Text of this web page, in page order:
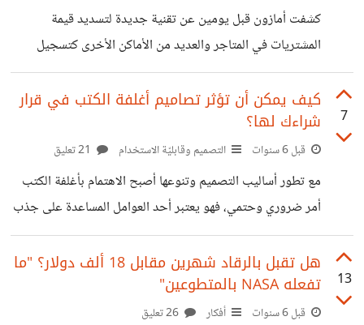
كنت في البلد الذي يعرض منتجات بأسعار *منخفضة لماذا لا
أقوم بتصديرها؟* قرأت من فترة في موقع Investopedia
كشفت أمازون قبل يومين عن تقنية جديدة لتسديد قيمة
المشتريات في المتاجر والعديد من الأماكن الأخرى كتسجيل
الدخول إلى "ملعب، مكتب.." ، وهي ما اعتبرتها وسيلة دفع
سريعة، آمنة، وموثوقة، وبديلة عن البطاقات البنكية.
الدفع اللاتلامسي، عن طريق إستعمال راحة اليد. وحسب ما قرأته
يمكن تسجيل الدخول والبدء في استخدامها ببساطة ولا تحتاج
الكثير من الإجراءات فقط البطاقة البنكية، رقم الهاتف وكف اليد.
يمكن
7
كيف يمكن أن تؤثر تصاميم أغلفة الكتب في قرار
شراءك لها؟
قبل 6 سنوات التصميم وقابليّة الاستخدام
مع تطور أساليب التصميم وتنوعها أصبح الاهتمام بأغلفة الكتب
أمر ضروري وحتمي، فهو يعتبر أحد العوامل المساعدة على جذب
ولفت انتباه القارئ، حتى أنه قد يؤدي في نهاية المطاف لقرار
الشراء، لكن السؤال الذي يطرح هنا *أي تصاميم الأغلفة "التي
سأشير لها في بقية المساهمة أو أي تصاميم أخرى" تجذبك أكثر
من الأخرى؟* فنجد مثلا j.d Smith يقول: "لدي مئات الكتب
13
هل تقبل بالرقاد شهرين مقابل 18 ألف دولار؟ "ما
تفعله NASA بالمتطوعين"
قبل 6 سنوات أفكار